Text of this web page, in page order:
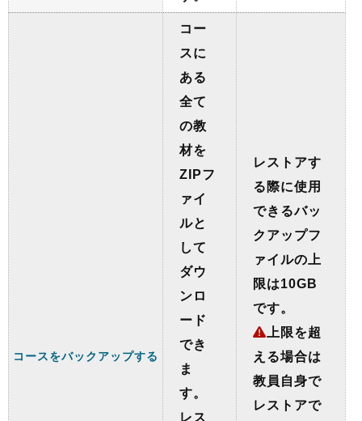
コースをバックアップする
コー
スに
ある
全て
の教
材を
ZIPフ
ァイ
ルと
して
ダウ
ンロ
ード
でき
ま
す。
レス
レストアす
る際に使用
できるバッ
クアップフ
ァイルの上
限は10GB
です。
上限を超
える場合は
教員自身で
レストアで